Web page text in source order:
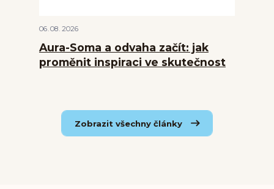
06 08 2026
Aura-Soma a odvaha začít: jak
proměnit inspiraci ve skutečnost
Zobrazit všechny články